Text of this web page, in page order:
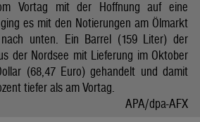
Vortag mit der Hoffnung auf eine
es mit den Notierungen am Ölmarkt
unten. Ein Barrel (159 Liter) der
der Nordsee mit Lieferung im Oktober
(68,47 Euro) gehandelt und damit
tiefer als am Vortag.
APA/dpa-AFX